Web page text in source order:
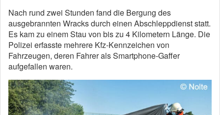
Nach rund zwei Stunden fand die Bergung des
ausgebrannten Wracks durch einen Abschleppdienst statt.
Es kam zu einem Stau von bis zu 4 Kilometern Länge. Die
Polizei erfasste mehrere Kfz-Kennzeichen von
Fahrzeugen, deren Fahrer als Smartphone-Gaffer
aufgefallen waren.